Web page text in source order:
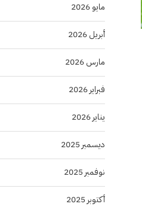
مايو 2026
أبريل 2026
مارس 2026
فبراير 2026
يناير 2026
ديسمبر 2025
نوفمبر 2025
أكتوبر 2025